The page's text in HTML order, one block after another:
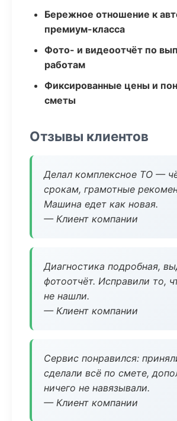
Бережное отношение к
премиум-класса
Фото- и видеоотчёт по
работам
Фиксированные цены и
сметы
Отзывы клиентов
Делал комплексное ТО —
срокам, грамотные
Машина едет как новая.
— Клиент компании
Диагностика подробная,
фотоотчёт. Исправили то,
не нашли.
— Клиент компании
Сервис понравился:
сделали всё по смете,
ничего не навязывали.
— Клиент компании